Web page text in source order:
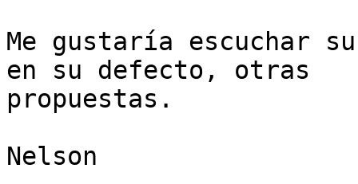
Me gustaría escuchar
en su defecto, otras
propuestas.
Nelson